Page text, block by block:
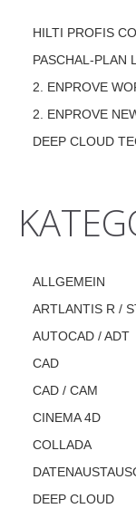
HILTI PROFIS
PASCHAL-PLAN
2. ENPROVE
2. ENPROVE
DEEP CLOUD
ALLGEMEIN
ARTLANTIS R /
AUTOCAD / ADT
CAD
CAD / CAM
CINEMA 4D
COLLADA
DEEP CLOUD